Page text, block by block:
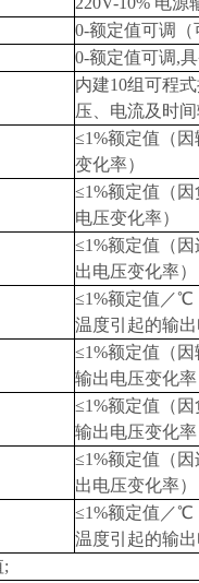
0-额定值可调 （
0-额定值可调,
内建10组可程
压、电流及时
≤1%额定值（
变化率）
≤1%额定值（
电压变化率）
≤1%额定值（
出电压变化率）
≤1%额定值／℃
温度引起的输
≤1%额定值（
输出电压变化
≤1%额定值（
输出电压变化
≤1%额定值（
出电压变化率）
≤1%额定值／℃
温度引起的输
;